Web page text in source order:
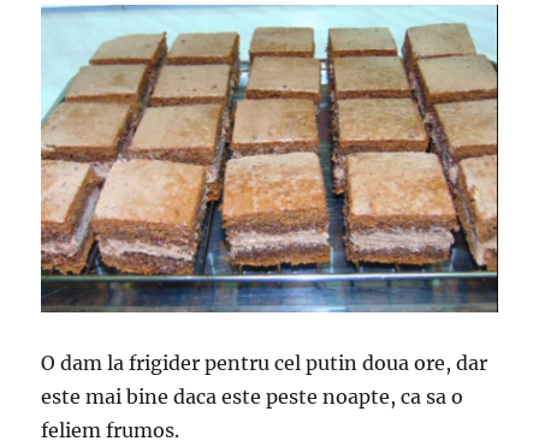
O dam la frigider pentru cel putin doua ore, dar
este mai bine daca este peste noapte, ca sa o
feliem frumos.